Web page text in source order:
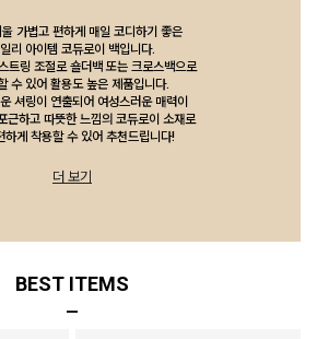
가볍고 편하게 매일 코디하기 좋은
리 아이템 코듀로이 백입니다.
트링 조절로 숄더백 또는 크로스백으로
수 있어 활용도 높은 제품입니다.
셔링이 연출되어 여성스러운 매력이
근하고 따뜻한 느낌의 코듀로이 소재로
하게 착용할 수 있어 추천드립니다!
더 보기
BEST ITEMS